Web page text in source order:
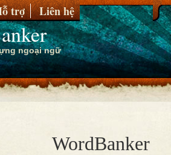
ngoại ngữ
trợ Liên hệ
WordBanker